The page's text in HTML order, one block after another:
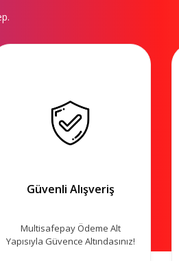
Güvenli Alışveriş
Multisafepay Ödeme Alt
Yapısıyla Güvence Altındasınız!